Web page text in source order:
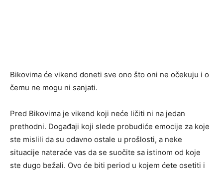
Bikovima će vikend doneti sve ono što oni ne očekuju i o
čemu ne mogu ni sanjati.
Pred Bikovima je vikend koji neće ličiti ni na jedan
prethodni. Događaji koji slede probudiće emocije za koje
ste mislili da su odavno ostale u prošlosti, a neke
situacije nateraće vas da se suočite sa istinom od koje
ste dugo bežali. Ovo će biti period u kojem ćete osetiti i